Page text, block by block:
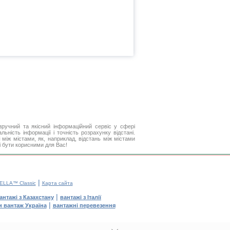
та якісний інформаційний сервіс у сфері
інформації і точність розрахунку відстані.
містами, як, наприклад, відстань між містами
бути корисними для Вас!
Classic| Карта сайта
з Казахстану | вантажі з Італії
вантаж Україна| вантажні перевезення